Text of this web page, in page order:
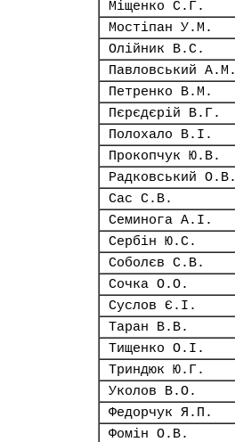
Міщенко С.Г.
Мостіпан У.М.
Олійник В.С.
Павловський А.М.
Петренко В.М.
Пєрєдєрій В.Г.
Полохало В.І.
Прокопчук Ю.В.
Радковський О.В.
Сас С.В.
Семинога А.І.
Сербін Ю.С.
Соболєв С.В.
Сочка О.О.
Суслов Є.І.
Таран В.В.
Тищенко О.І.
Триндюк Ю.Г.
Уколов В.О.
Федорчук Я.П.
Фомін О.В.